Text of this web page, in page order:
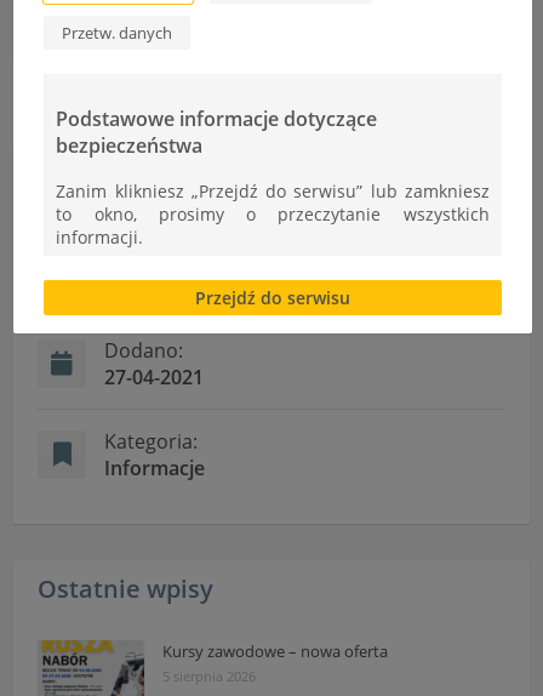
Informacje
Ł.Cudek
Dodano:
27-04-2021
Kategoria:
Informacje
Ostatnie wpisy
Kursy zawodowe – nowa oferta
5 sierpnia 2026
Przetw. danych
Podstawowe informacje dotyczące
bezpieczeństwa
Zanim klikniesz „Przejdź do serwisu” lub zamkniesz
to okno, prosimy o przeczytanie wszystkich
informacji.
Brak zgody bądź ograniczenie funkcjonalności plików
cookies lub local storage, może utrudnić lub
uniemożliwić korzystanie z Serwisu.
Informacje dotyczące polityki prywatności oraz
przetwarzania danych osobowych dostępne są cały
"Nasza szkoła" > "Bezpieczeństwo"
Przejdź do serwisu